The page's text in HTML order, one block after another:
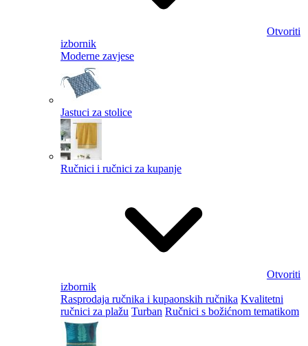
Otvoriti
izbornik
Moderne zavjese
Jastuci za stolice
Ručnici i ručnici za kupanje
Otvoriti
izbornik
Rasprodaja ručnika i kupaonskih ručnika Kvalitetni
ručnici za plažu Turban Ručnici s božićnom tematikom